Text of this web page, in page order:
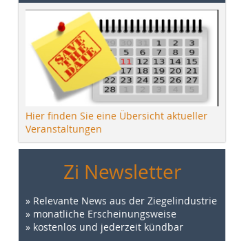
Hier finden Sie eine Übersicht aktueller
Veranstaltungen
Zi Newsletter
» Relevante News aus der Ziegelindustrie
» monatliche Erscheinungsweise
» kostenlos und jederzeit kündbar